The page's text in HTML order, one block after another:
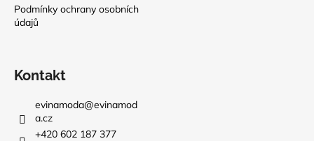
Podmínky ochrany osobních
údajů
Kontakt
evinamoda@evinamod
a.cz
+420 602 187 377